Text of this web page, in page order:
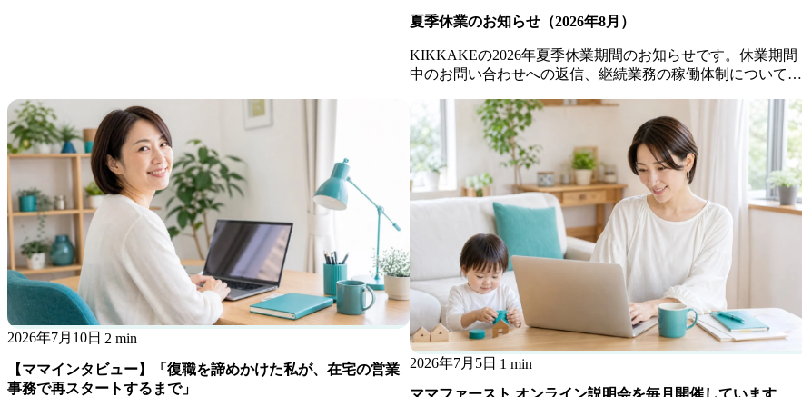
夏季休業のお知らせ（2026年8月）
KIKKAKEの2026年夏季休業期間のお知らせです。休業期間
中のお問い合わせへの返信、継続業務の稼働体制についてご
2026年7月10日 2 min
【ママインタビュー】「復職を諦めかけた私が、在宅の営業
事務で再スタートするまで」
2026年7月5日 1 min